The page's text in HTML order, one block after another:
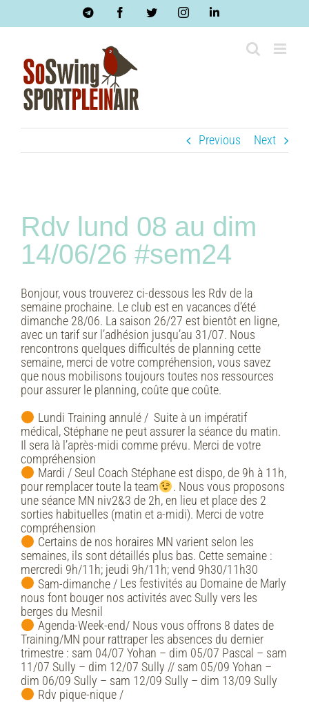
TelegramFacebookTwitterInstagramLinkedIn
Previous Next
Rdv lund 08 au dim
14/06/26 #sem24
Bonjour, vous trouverez ci-dessous les Rdv de la
semaine prochaine. Le club est en vacances d’été
dimanche 28/06. La saison 26/27 est bientôt en ligne,
avec un tarif sur l’adhésion jusqu’au 31/07. Nous
rencontrons quelques difficultés de planning cette
semaine, merci de votre compréhension, vous savez
que nous mobilisons toujours toutes nos ressources
pour assurer le planning, coûte que coûte.
Lundi Training annulé / Suite à un impératif
médical, Stéphane ne peut assurer la séance du matin.
Il sera là l’après-midi comme prévu. Merci de votre
compréhension
Mardi /Seul Coach Stéphane est dispo, de 9h à 11h,
pour remplacer toute la team
. Nous vous proposons
une séance MN niv2&3 de 2h, en lieu et place des 2
sorties habituelles (matin et a-midi). Merci de votre
compréhension
Certains de nos horaires MN varient selon les
semaines, ils sont détaillés plus bas. Cette semaine :
mercredi 9h/11h; jeudi 9h/11h; vend 9h30/11h30
Sam-dimanche / Les festivités au Domaine de Marly
nous font bouger nos activités avec Sully vers les
berges du Mesnil
Agenda-Week-end/ Nous vous offrons 8 dates de
Training/MN pour rattraper les absences du dernier
trimestre : sam 04/07 Yohan – dim 05/07 Pascal – sam
11/07 Sully – dim 12/07 Sully // sam 05/09 Yohan –
dim 06/09 Sully – sam 12/09 Sully – dim 13/09 Sully
Rdv pique-nique /